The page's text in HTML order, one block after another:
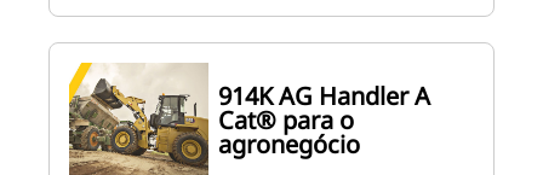
914K AG Handler A
Cat® para o
agronegócio